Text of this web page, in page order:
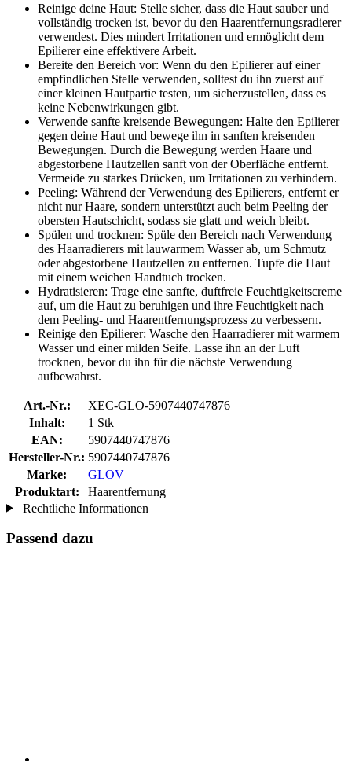
Reinige deine Haut: Stelle sicher, dass die Haut sauber und
vollständig trocken ist, bevor du den Haarentfernungsradierer
verwendest. Dies mindert Irritationen und ermöglicht dem
Epilierer eine effektivere Arbeit.
Bereite den Bereich vor: Wenn du den Epilierer auf einer
empfindlichen Stelle verwenden, solltest du ihn zuerst auf
einer kleinen Hautpartie testen, um sicherzustellen, dass es
keine Nebenwirkungen gibt.
Verwende sanfte kreisende Bewegungen: Halte den Epilierer
gegen deine Haut und bewege ihn in sanften kreisenden
Bewegungen. Durch die Bewegung werden Haare und
abgestorbene Hautzellen sanft von der Oberfläche entfernt.
Vermeide zu starkes Drücken, um Irritationen zu verhindern.
Peeling: Während der Verwendung des Epilierers, entfernt er
nicht nur Haare, sondern unterstützt auch beim Peeling der
obersten Hautschicht, sodass sie glatt und weich bleibt.
Spülen und trocknen: Spüle den Bereich nach Verwendung
des Haarradierers mit lauwarmem Wasser ab, um Schmutz
oder abgestorbene Hautzellen zu entfernen. Tupfe die Haut
mit einem weichen Handtuch trocken.
Hydratisieren: Trage eine sanfte, duftfreie Feuchtigkeitscreme
auf, um die Haut zu beruhigen und ihre Feuchtigkeit nach
dem Peeling- und Haarentfernungsprozess zu verbessern.
Reinige den Epilierer: Wasche den Haarradierer mit warmem
Wasser und einer milden Seife. Lasse ihn an der Luft
trocknen, bevor du ihn für die nächste Verwendung
aufbewahrst.
Art.-Nr.:
XEC-GLO-5907440747876
Inhalt:
1 Stk
EAN:
5907440747876
Hersteller-Nr.: 5907440747876
Marke:
GLOV
Produktart:
Haarentfernung
Rechtliche Informationen
Passend dazu